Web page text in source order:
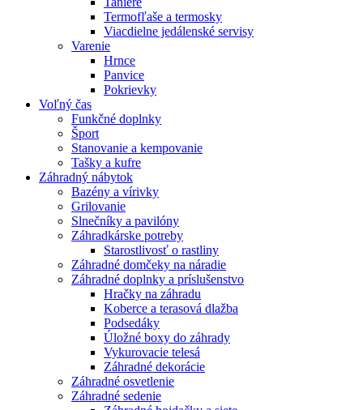
Termofľaše a termosky
Viacdielne jedálenské servisy
Varenie
Hrnce
Panvice
Pokrievky
Voľný čas
Funkčné doplnky
Šport
Stanovanie a kempovanie
Tašky a kufre
Záhradný nábytok
Bazény a vírivky
Grilovanie
Slnečníky a pavilóny
Záhradkárske potreby
Starostlivosť o rastliny
Záhradné domčeky na náradie
Záhradné doplnky a príslušenstvo
Hračky na záhradu
Koberce a terasová dlažba
Podsedáky
Úložné boxy do záhrady
Vykurovacie telesá
Záhradné dekorácie
Záhradné osvetlenie
Záhradné sedenie